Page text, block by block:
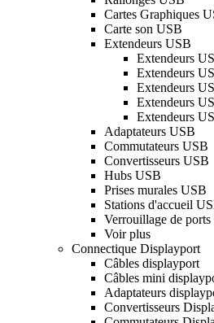
Cartes Graphiques
Carte son USB
Extendeurs USB
Extendeurs
Extendeurs
Extendeurs
Extendeurs
Extendeurs
Adaptateurs USB
Commutateurs USB
Convertisseurs USB
Hubs USB
Prises murales USB
Stations d'accueil
Verrouillage de
Voir plus
Connectique Displayport
Câbles displayport
Câbles mini
Adaptateurs
Convertisseurs